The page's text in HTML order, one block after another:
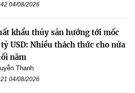
04/08/2026
khẩu thủy sản hướng tới mốc
tỷ USD: Nhiều thách thức cho nửa
năm
Thanh
04/08/2026